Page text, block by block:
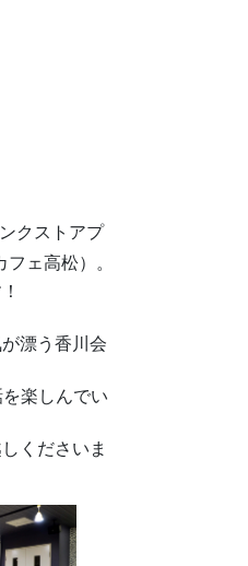
クストアプ
フェ高松）。
漂う香川会
楽しんでい
くださいま